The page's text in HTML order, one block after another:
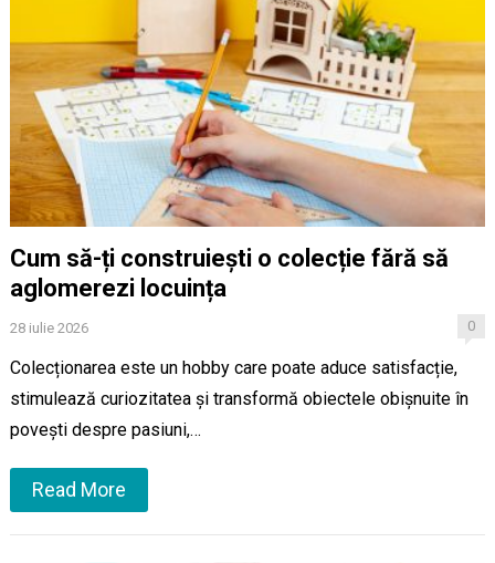
Cum să-ți construiești o colecție fără să
aglomerezi locuința
28 iulie 2026 0
Colecționarea este un hobby care poate aduce satisfacție,
stimulează curiozitatea și transformă obiectele obișnuite în
povești despre pasiuni,…
Read More